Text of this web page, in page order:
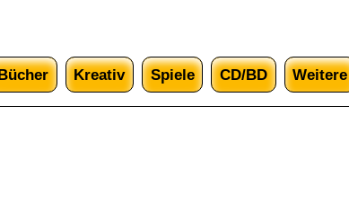
Kreativ Spiele CD/BD Weitere